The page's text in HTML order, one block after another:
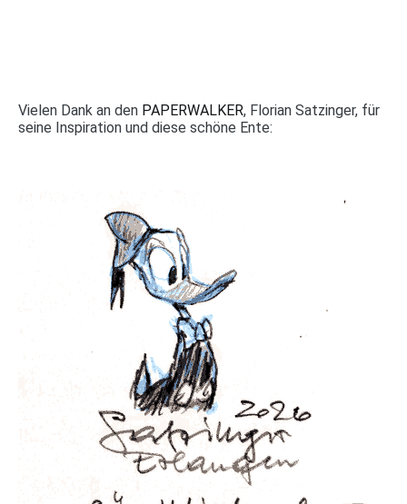
Vielen Dank an den PAPERWALKER, Florian Satzinger, für
seine Inspiration und diese schöne Ente: